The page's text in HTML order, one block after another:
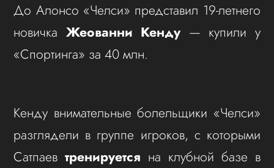
До Алонсо «Челси» представил 19-летнего
новичка Жеованни Кенду— купили у
«Спортинга» за 40 млн.
Кенду внимательные болельщики «Челси»
разглядели в группе игроков, с которыми
Сатпаевтренируется на клубной базе в